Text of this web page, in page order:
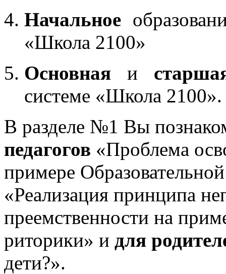
Начальное
«Школа 2100»
Основная и
системе «Школа 2100».
В разделе №1 Вы
педагогов «Проблема
примере
«Реализация принципа
преемственности на
риторики» и для
дети?».